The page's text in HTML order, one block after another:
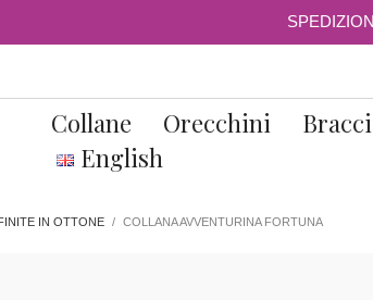
Collane Orecchini
English
IN OTTONE COLLANA AVVENTURINA FORTUNA